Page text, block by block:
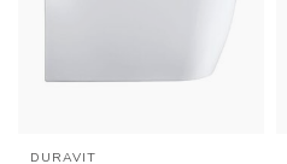
DURAVIT